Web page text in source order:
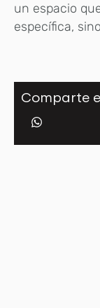
un espacio
específica,
Comparte